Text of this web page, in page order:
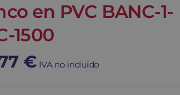
en PVC BANC-1-
1500
€ IVA no incluido